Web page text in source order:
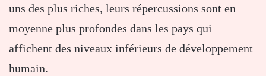
uns des plus riches, leurs répercussions sont en
moyenne plus profondes dans les pays qui
affichent des niveaux inférieurs de développement
humain.